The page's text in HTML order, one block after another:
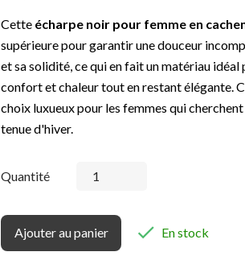
Cette écharpe noir pour femme en
supérieure pour garantir une douceur
et sa solidité, ce qui en fait un matériau
confort et chaleur tout en restant élégante.
choix luxueux pour les femmes qui
tenue d'hiver.
Quantité
Ajouter au panier  En stock